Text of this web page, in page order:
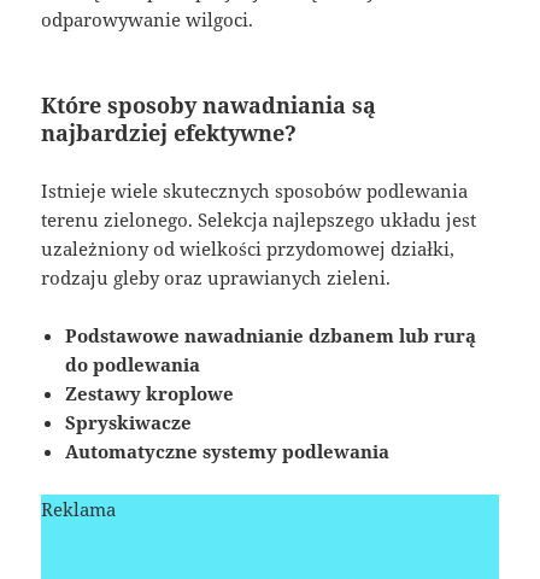
odparowywanie wilgoci.
Które sposoby nawadniania są
najbardziej efektywne?
Istnieje wiele skutecznych sposobów podlewania
terenu zielonego. Selekcja najlepszego układu jest
uzależniony od wielkości przydomowej działki,
rodzaju gleby oraz uprawianych zieleni.
Podstawowe nawadnianie dzbanem lub rurą
do podlewania
Zestawy kroplowe
Spryskiwacze
Automatyczne systemy podlewania
Reklama